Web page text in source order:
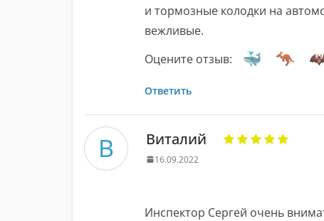
и тормозные колодки на
вежливые.
Оцените отзыв:
Ответить
В Виталий
16.09.2022
Инспектор Сергей очень